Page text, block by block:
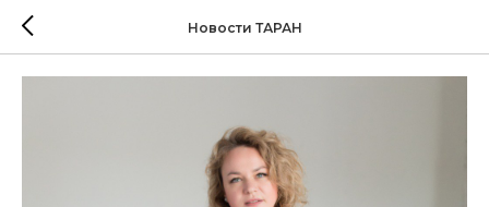
Новости ТАРАН